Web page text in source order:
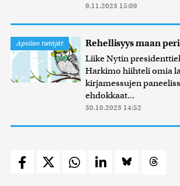
9.11.2023 15:09
Apollon tietäjät Rehellisyys maan
Liike Nytin
Harkimo hiihteli omia
kirjamessujen
ehdokkaat...
30.10.2023 14:52